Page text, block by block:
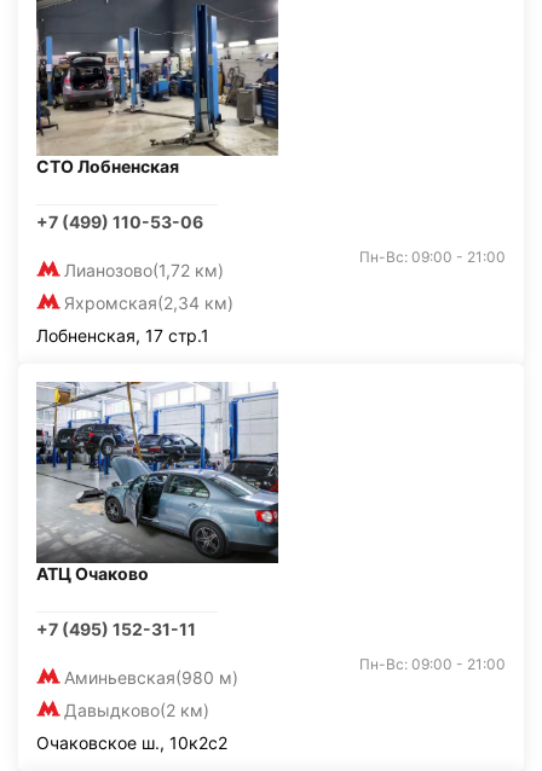
СТО Лобненская
+7 (499) 110-53-06
Лианозово(1,72 км)
Яхромская(2,34 км)
Пн-Вс: 09:00 - 21:00
Лобненская, 17 стр.1
АТЦ Очаково
+7 (495) 152-31-11
Аминьевская(980 м)
Давыдково(2 км)
Пн-Вс: 09:00 - 21:00
Очаковское ш., 10к2с2